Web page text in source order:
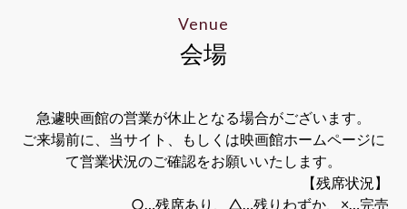
Venue
会場
急遽映画館の営業が休止となる場合がございます。
ご来場前に、当サイト、もしくは映画館ホームページに
て営業状況のご確認をお願いいたします。
【残席状況】
○…残席あり、△…残りわずか、×…完売